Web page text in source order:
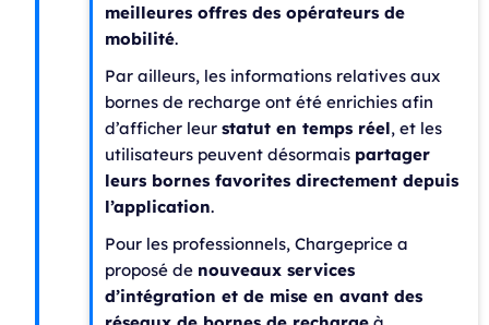
meilleures offres des opérateurs de
mobilité.
Par ailleurs, les informations relatives aux
bornes de recharge ont été enrichies afin
d’afficher leurstatut en temps réel, et les
utilisateurs peuvent désormais partager
leurs bornes favorites directement depuis
l’application.
Pour les professionnels, Chargeprice a
proposé de nouveaux services
d’intégration et de mise en avant des